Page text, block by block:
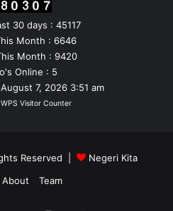
30 days : 45117
Month : 6646
Month : 9420
Online : 5
7, 2026 3:51 am
WPS Visitor Counter
Reserved |
Negeri Kita
About Team